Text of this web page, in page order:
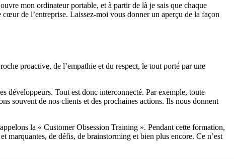
mon ordinateur portable, et à partir de là je sais que chaque
cœur de l’entreprise. Laissez-moi vous donner un aperçu de la façon
proactive, de l’empathie et du respect, le tout porté par une
développeurs. Tout est donc interconnecté. Par exemple, toute
souvent de nos clients et des prochaines actions. Ils nous donnent
la « Customer Obsession Training ». Pendant cette formation,
marquantes, de défis, de brainstorming et bien plus encore. Ce n’est